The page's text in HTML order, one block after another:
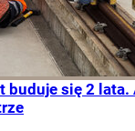
się 2 lata.